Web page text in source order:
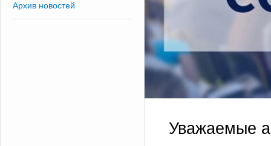
Архив новостей
Уважаемые